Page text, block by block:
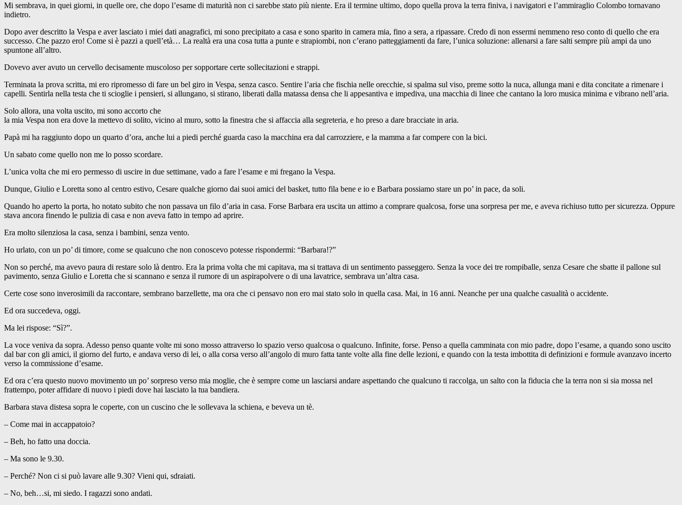
Mi sembrava, in quei giorni, in quelle ore, che dopo l’esame di maturità non ci sarebbe stato più niente. Era il termine ultimo, dopo quella prova la terra finiva, i navigatori e l’ammiraglio Colombo tornavano
indietro.
Dopo aver descritto la Vespa e aver lasciato i miei dati anagrafici, mi sono precipitato a casa e sono sparito in camera mia, fino a sera, a ripassare. Credo di non essermi nemmeno reso conto di quello che era
successo. Che pazzo ero! Come si è pazzi a quell’età… La realtà era una cosa tutta a punte e strapiombi, non c’erano patteggiamenti da fare, l’unica soluzione: allenarsi a fare salti sempre più ampi da uno
spuntone all’altro.
Dovevo aver avuto un cervello decisamente muscoloso per sopportare certe sollecitazioni e strappi.
Terminata la prova scritta, mi ero ripromesso di fare un bel giro in Vespa, senza casco. Sentire l’aria che fischia nelle orecchie, si spalma sul viso, preme sotto la nuca, allunga mani e dita concitate a rimenare i
capelli. Sentirla nella testa che ti scioglie i pensieri, si allungano, si stirano, liberati dalla matassa densa che li appesantiva e impediva, una macchia di linee che cantano la loro musica minima e vibrano nell’aria.
Solo allora, una volta uscito, mi sono accorto che
la mia Vespa non era dove la mettevo di solito, vicino al muro, sotto la finestra che si affaccia alla segreteria, e ho preso a dare bracciate in aria.
Papà mi ha raggiunto dopo un quarto d’ora, anche lui a piedi perché guarda caso la macchina era dal carrozziere, e la mamma a far compere con la bici.
Un sabato come quello non me lo posso scordare.
L’unica volta che mi ero permesso di uscire in due settimane, vado a fare l’esame e mi fregano la Vespa.
Dunque, Giulio e Loretta sono al centro estivo, Cesare qualche giorno dai suoi amici del basket, tutto fila bene e io e Barbara possiamo stare un po’ in pace, da soli.
Quando ho aperto la porta, ho notato subito che non passava un filo d’aria in casa. Forse Barbara era uscita un attimo a comprare qualcosa, forse una sorpresa per me, e aveva richiuso tutto per sicurezza. Oppure
stava ancora finendo le pulizia di casa e non aveva fatto in tempo ad aprire.
Era molto silenziosa la casa, senza i bambini, senza vento.
Ho urlato, con un po’ di timore, come se qualcuno che non conoscevo potesse rispondermi: “Barbara!?”
Non so perché, ma avevo paura di restare solo là dentro. Era la prima volta che mi capitava, ma si trattava di un sentimento passeggero. Senza la voce dei tre rompiballe, senza Cesare che sbatte il pallone sul
pavimento, senza Giulio e Loretta che si scannano e senza il rumore di un aspirapolvere o di una lavatrice, sembrava un’altra casa.
Certe cose sono inverosimili da raccontare, sembrano barzellette, ma ora che ci pensavo non ero mai stato solo in quella casa. Mai, in 16 anni. Neanche per una qualche casualità o accidente.
Ed ora succedeva, oggi.
Ma lei rispose: “Sì?”.
La voce veniva da sopra. Adesso penso quante volte mi sono mosso attraverso lo spazio verso qualcosa o qualcuno. Infinite, forse. Penso a quella camminata con mio padre, dopo l’esame, a quando sono uscito
dal bar con gli amici, il giorno del furto, e andava verso di lei, o alla corsa verso all’angolo di muro fatta tante volte alla fine delle lezioni, e quando con la testa imbottita di definizioni e formule avanzavo incerto
verso la commissione d’esame.
Ed ora c’era questo nuovo movimento un po’ sorpreso verso mia moglie, che è sempre come un lasciarsi andare aspettando che qualcuno ti raccolga, un salto con la fiducia che la terra non si sia mossa nel
frattempo, poter affidare di nuovo i piedi dove hai lasciato la tua bandiera.
Barbara stava distesa sopra le coperte, con un cuscino che le sollevava la schiena, e beveva un tè.
– Come mai in accappatoio?
– Beh, ho fatto una doccia.
– Ma sono le 9.30.
– Perché? Non ci si può lavare alle 9.30? Vieni qui, sdraiati.
– No, beh…si, mi siedo. I ragazzi sono andati.